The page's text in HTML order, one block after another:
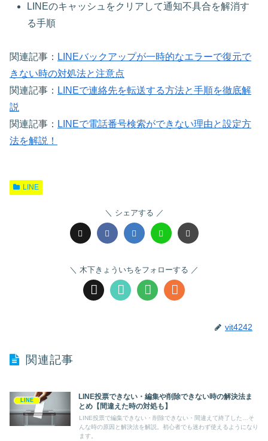
LINEのキャッシュをクリアして通知不具合を解消す
る手順
関連記事： LINEバックアップが一時的なエラーで復元で
きない時の対処法と注意点
関連記事： LINEで連絡先を転送する方法と手順を徹底解
説
関連記事： LINEで電話番号検索ができない理由と設定方
法を解説！
LINE
シェアする
木下きょういちをフォローする
vit4242
関連記事
LINE
LINE投票できない・編集や削除できない時の解決法ま
とめ【間違えた時の対処も】
LINE投票で編集できない・削除できない・間違えて終了した…そ
んな時の原因と解決法を解説。初心者でも迷わず使えるようになり
ます。